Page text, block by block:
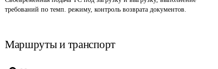
требований по темп. режиму, контроль возврата документов.
Маршруты и транспорт